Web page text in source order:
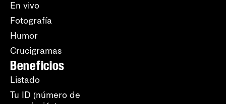
En vivo
Fotografía
Humor
Crucigramas
Beneficios
Listado
Tu ID (número de